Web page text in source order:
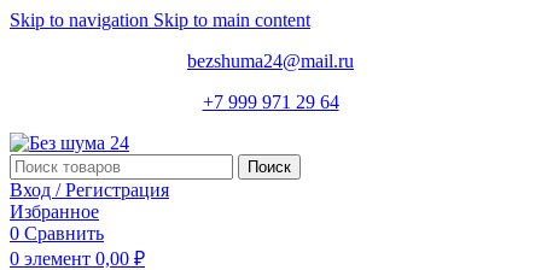
Skip to navigation Skip to main content
bezshuma24@mail.ru
+7 999 971 29 64
Поиск
Вход / Регистрация
Избранное
0 Сравнить
0 элемент 0,00 ₽